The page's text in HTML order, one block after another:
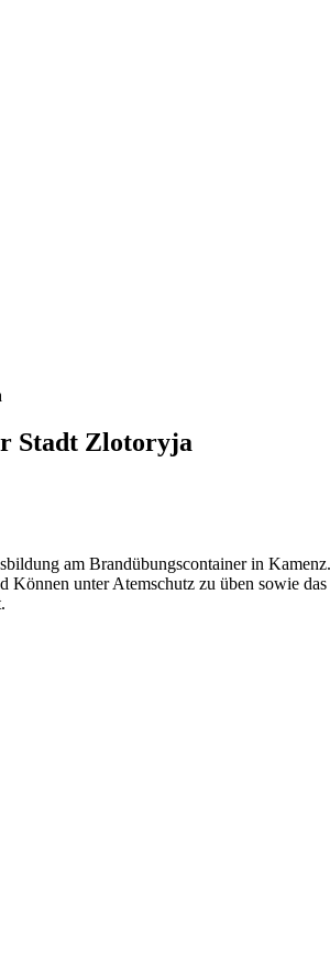
Stadt Zlotoryja
am Brandübungscontainer in
unter Atemschutz zu üben sowie